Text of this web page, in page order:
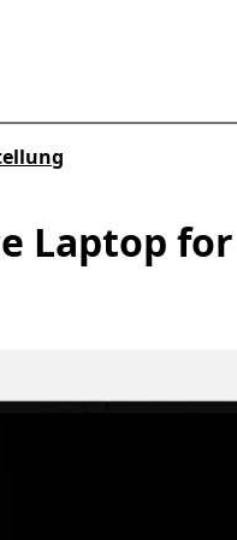
1
Laptop